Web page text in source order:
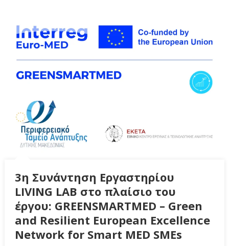
3η Συνάντηση Εργαστηρίου
LIVING LAB στο πλαίσιο του
έργου: GREENSMARTMED – Green
and Resilient European Excellence
Network for Smart MED SMEs